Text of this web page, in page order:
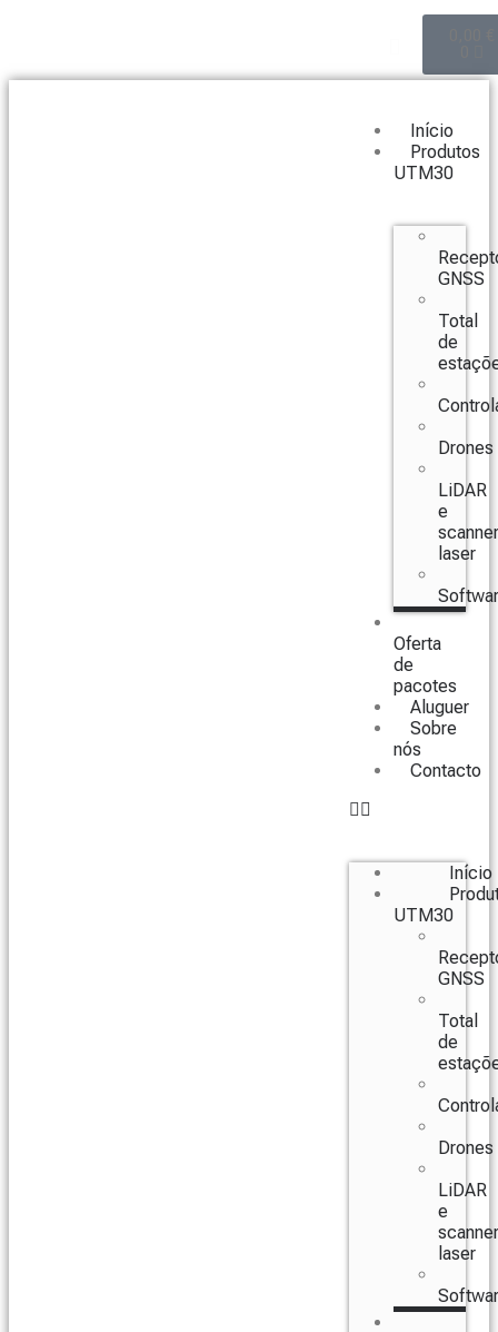
Início
Produtos
UTM30
GNSS
Total
de
Drones
LiDAR
e
scanner
laser
Oferta
de
pacotes
Aluguer
Sobre
nós
Contacto
Início
UTM30
GNSS
Total
de
Drones
LiDAR
e
scanner
laser